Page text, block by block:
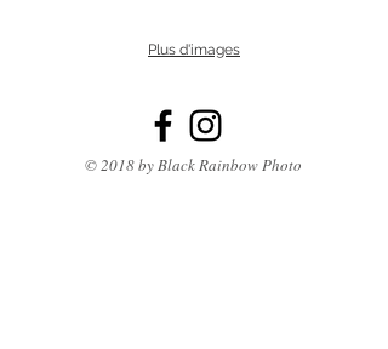
Plus d'images
© 2018 by Black Rainbow Photo